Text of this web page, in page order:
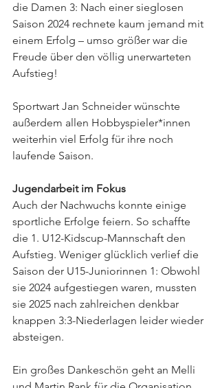
die Damen 3: Nach einer sieglosen
Saison 2024 rechnete kaum jemand mit
einem Erfolg – umso größer war die
Freude über den völlig unerwarteten
Aufstieg!
Sportwart Jan Schneider wünschte
außerdem allen Hobbyspieler*innen
weiterhin viel Erfolg für ihre noch
laufende Saison.
Jugendarbeit im Fokus
Auch der Nachwuchs konnte einige
sportliche Erfolge feiern. So schaffte
die 1. U12-Kidscup-Mannschaft den
Aufstieg. Weniger glücklich verlief die
Saison der U15-Juniorinnen 1: Obwohl
sie 2024 aufgestiegen waren, mussten
sie 2025 nach zahlreichen denkbar
knappen 3:3-Niederlagen leider wieder
absteigen.
Ein großes Dankeschön geht an Melli